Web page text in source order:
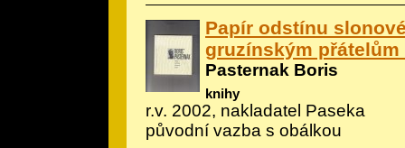
Papír odstínu
gruzínským přátelům
Pasternak Boris
knihy
r.v. 2002, nakladatel Paseka
původní vazba s obálkou